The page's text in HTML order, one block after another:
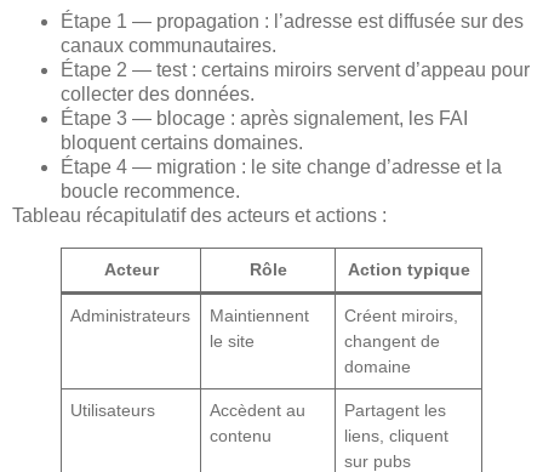
Étape 1 — propagation : l’adresse est diffusée sur des
canaux communautaires.
Étape 2 — test : certains miroirs servent d’appeau pour
collecter des données.
Étape 3 — blocage : après signalement, les FAI
bloquent certains domaines.
Étape 4 — migration : le site change d’adresse et la
boucle recommence.
Tableau récapitulatif des acteurs et actions :
Acteur Rôle Action typique
Administrateurs
Maintiennent
le site
Créent miroirs,
changent de
domaine
Utilisateurs
Accèdent au
contenu
Partagent les
liens, cliquent
sur pubs